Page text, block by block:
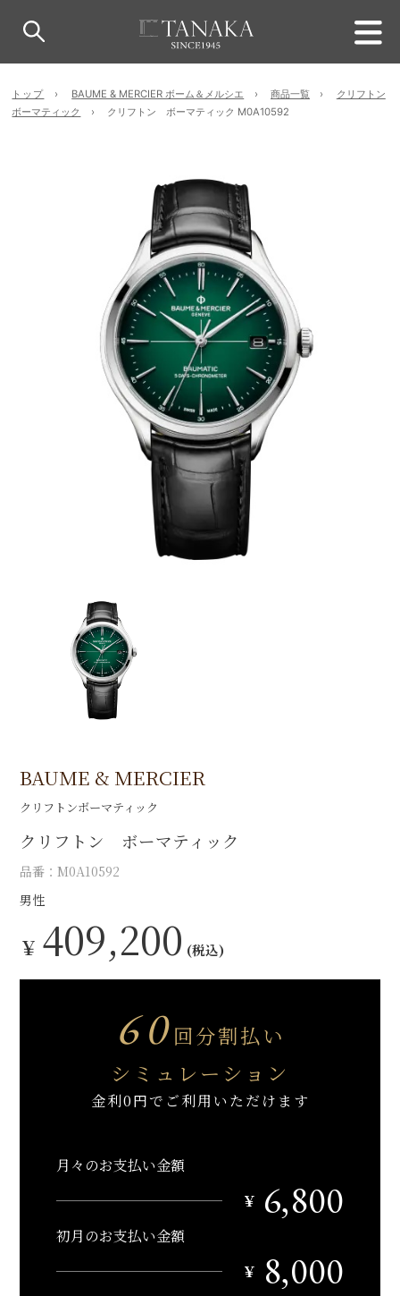
トップ BAUME & MERCIER ボーム＆メルシエ 商品一覧
クリフトン
ボーマティック
クリフトン ボーマティック M0A10592
BAUME & MERCIER
クリフトンボーマティック
クリフトン ボーマティック
品番：M0A10592
男性
￥ 409,200 (税込)
60回分割払い
シミュレーション
金利0円でご利用いただけます
月々のお支払い金額
￥ 6,800
初月のお支払い金額
￥ 8,000